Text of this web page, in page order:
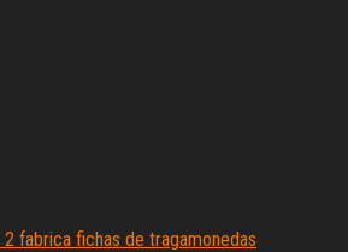
fabrica fichas de tragamonedas